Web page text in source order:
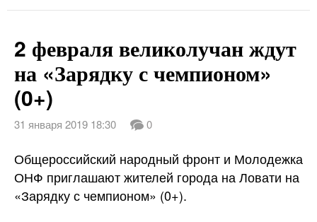
2 февраля великолучан ждут
на «Зарядку с чемпионом»
(0+)
31 января 2019 18:30 0
Общероссийский народный фронт и Молодежка
ОНФ приглашают жителей города на Ловати на
«Зарядку с чемпионом» (0+).